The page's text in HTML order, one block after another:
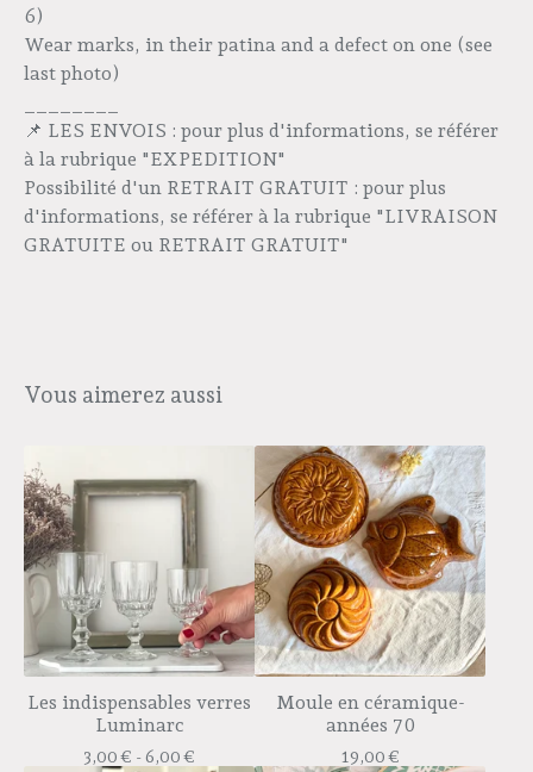
6)
Wear marks, in their patina and a defect on one (see
last photo)
📌 LES ENVOIS : pour plus d'informations, se référer
à la rubrique "EXPEDITION"
Possibilité d'un RETRAIT GRATUIT : pour plus
d'informations, se référer à la rubrique "LIVRAISON
GRATUITE ou RETRAIT GRATUIT"
Vous aimerez aussi
Les indispensables verres
Luminarc
3,00€ - 6,00€
Moule en céramique-
années 70
19,00€